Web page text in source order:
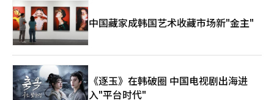
中国藏家成韩国艺术收藏市场新"金主"
《逐玉》在韩破圈 中国电视剧出海进
入"平台时代"